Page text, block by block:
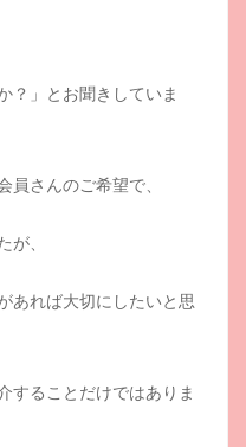
？」とお聞きしていま
さんのご希望で、
、
あれば大切にしたいと思
することだけではありま